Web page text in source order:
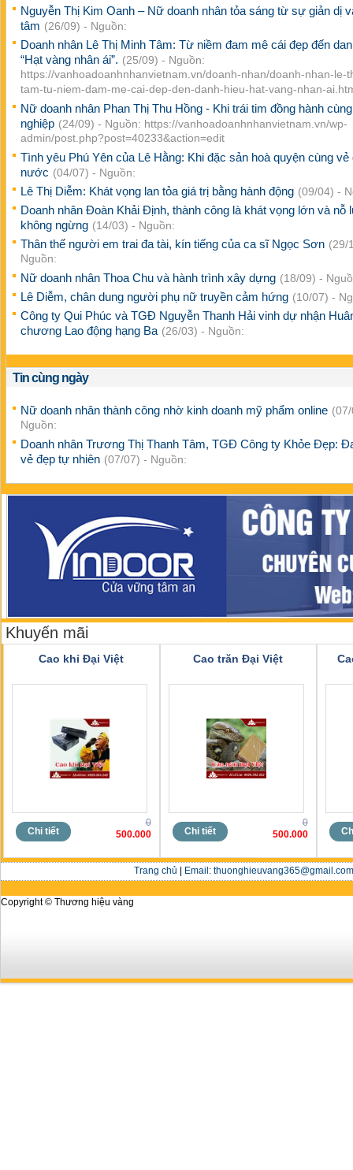
Nguyễn Thị Kim Oanh – Nữ doanh nhân tỏa sáng từ sự giản dị
tâm (26/09) - Nguồn:
Doanh nhân Lê Thị Minh Tâm: Từ niềm đam mê cái đẹp đến
“Hạt vàng nhân ái”. (25/09) - Nguồn:
https://vanhoadoanhnhanvietnam.vn/doanh-nhan/doanh-nhan-le-
tam-tu-niem-dam-me-cai-dep-den-danh-hieu-hat-vang-nhan-
Nữ doanh nhân Phan Thị Thu Hồng - Khi trái tim đồng hành
nghiệp (24/09) - Nguồn: https://vanhoadoanhnhanvietnam.vn/wp-
admin/post.php?post=40233&action=edit
Tình yêu Phú Yên của Lê Hằng: Khi đặc sản hoà quyện cùng vẻ
nước (04/07) - Nguồn:
Lê Thị Diễm: Khát vọng lan tỏa giá trị bằng hành động (09/04) -
Doanh nhân Đoàn Khải Định, thành công là khát vọng lớn và nỗ
không ngừng (14/03) - Nguồn:
Thân thế người em trai đa tài, kín tiếng của ca sĩ Ngọc Sơn (29/
Nguồn:
Nữ doanh nhân Thoa Chu và hành trình xây dựng (18/09) -
Lê Diễm, chân dung người phụ nữ truyền cảm hứng (10/07) -
Công ty Qui Phúc và TGĐ Nguyễn Thanh Hải vinh dự nhận
chương Lao động hạng Ba (26/03) - Nguồn:
Tin cùng ngày
Nữ doanh nhân thành công nhờ kinh doanh mỹ phẩm online
Nguồn:
Doanh nhân Trương Thị Thanh Tâm, TGĐ Công ty Khỏe Đẹp:
vẻ đẹp tự nhiên (07/07) - Nguồn:
Khuyến mãi
Cao khỉ Đại Việt
Chi tiết
0
500.000
Cao trăn Đại Việt
Chi tiết
0
500.000
Trang chủ Email:
Copyright © Thương hiệu vàng